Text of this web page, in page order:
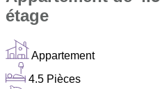
étage
Appartement
4.5 Pièces